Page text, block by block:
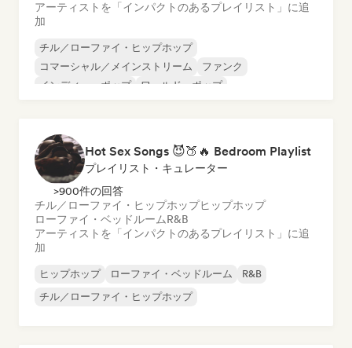
アーティストを「インパクトのあるプレイリスト」に追
加
チル／ローファイ・ヒップホップ
コマーシャル／メインストリーム
ファンク
インディー・ポップ
ワールド・ポップ
Hot Sex Songs 😈🍑🔥 Bedroom Playlist
プレイリスト・キュレーター
>900件の回答
チル／ローファイ・ヒップホップヒップホップ
ローファイ・ベッドルームR&B
アーティストを「インパクトのあるプレイリスト」に追
加
ヒップホップ ローファイ・ベッドルーム
R&B
チル／ローファイ・ヒップホップ